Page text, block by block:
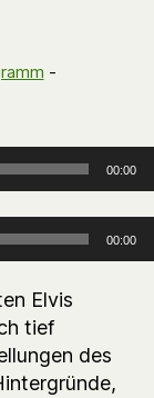
-
00:00
00:00
Elvis
tief
des